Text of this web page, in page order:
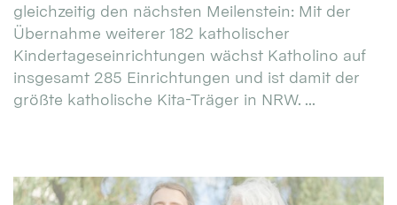
gleichzeitig den nächsten Meilenstein: Mit der
Übernahme weiterer 182 katholischer
Kindertageseinrichtungen wächst Katholino auf
insgesamt 285 Einrichtungen und ist damit der
größte katholische Kita-Träger in NRW. ...